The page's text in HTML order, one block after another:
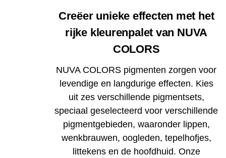
Creëer unieke effecten met het
rijke kleurenpalet van NUVA
COLORS
NUVA COLORS pigmenten zorgen voor
levendige en langdurige effecten. Kies
uit zes verschillende pigmentsets,
speciaal geselecteerd voor verschillende
pigmentgebieden, waaronder lippen,
wenkbrauwen, oogleden, tepelhofjes,
littekens en de hoofdhuid. Onze